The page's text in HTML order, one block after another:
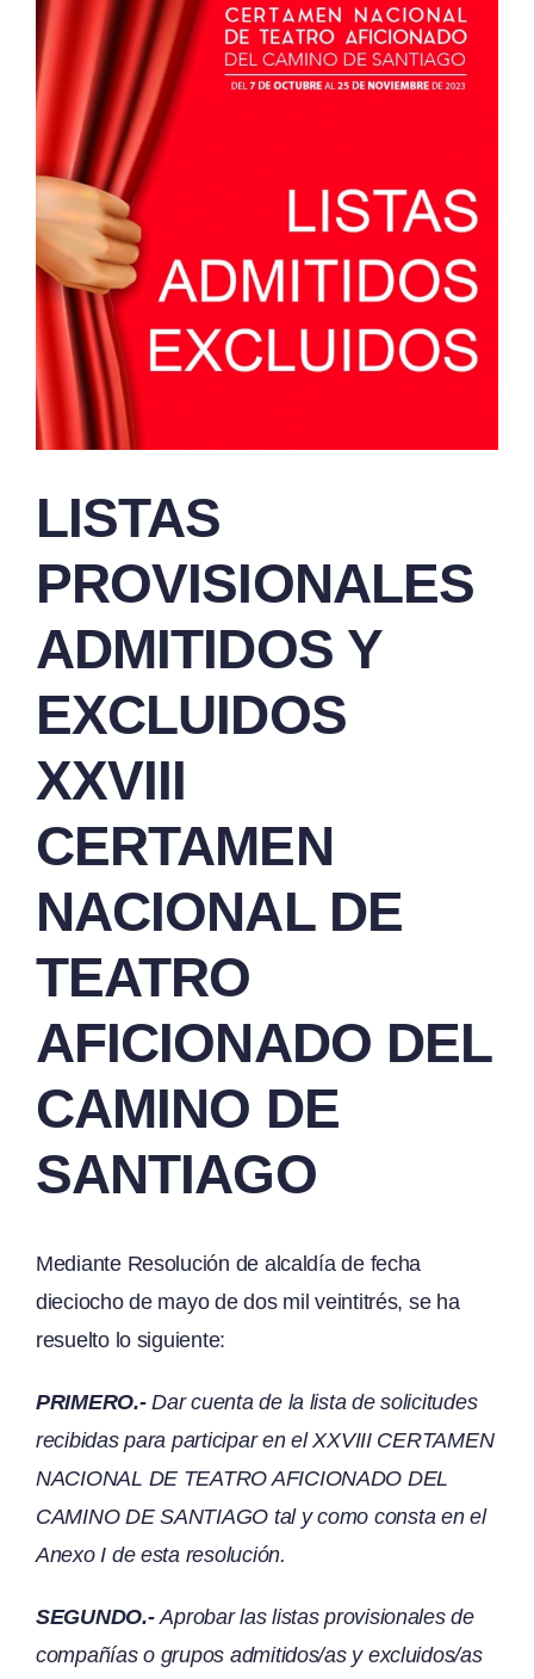
LISTAS
PROVISIONALES
ADMITIDOS Y
EXCLUIDOS
XXVIII
CERTAMEN
NACIONAL DE
TEATRO
AFICIONADO DEL
CAMINO DE
SANTIAGO
Mediante Resolución de alcaldía de fecha
dieciocho de mayo de dos mil veintitrés, se ha
resuelto lo siguiente:
PRIMERO.-Dar cuenta de la lista de solicitudes
recibidas para participar en el XXVIII CERTAMEN
NACIONAL DE TEATRO AFICIONADO DEL
CAMINO DE SANTIAGO tal y como consta en el
Anexo I de esta resolución.
SEGUNDO.-Aprobar las listas provisionales de
compañías o grupos admitidos/as y excluidos/as